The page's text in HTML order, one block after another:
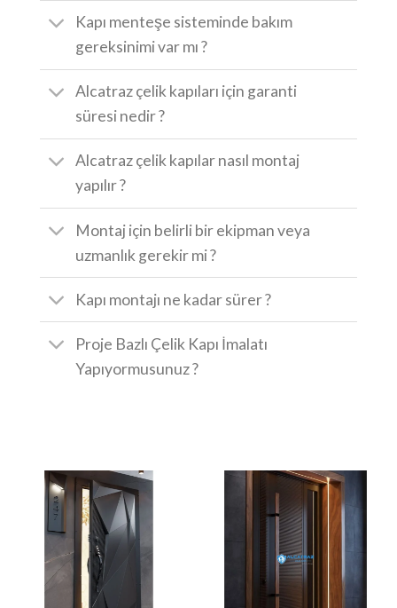
Kapı menteşe sisteminde bakım
gereksinimi var mı ?
Alcatraz çelik kapıları için garanti
süresi nedir ?
Alcatraz çelik kapılar nasıl montaj
yapılır ?
Montaj için belirli bir ekipman veya
uzmanlık gerekir mi ?
Kapı montajı ne kadar sürer ?
Proje Bazlı Çelik Kapı İmalatı
Yapıyormusunuz ?